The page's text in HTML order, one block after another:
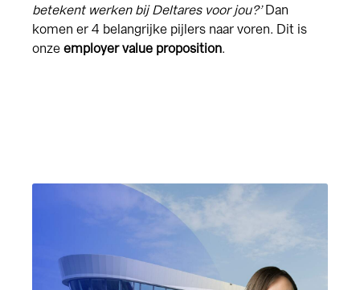
betekent werken bij Deltares voor jou?’Dan
komen er 4 belangrijke pijlers naar voren. Dit is
onzeemployer value proposition.